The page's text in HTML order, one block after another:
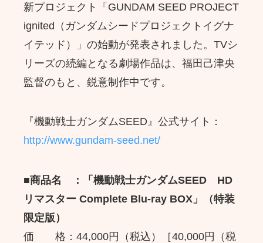
新プロジェクト「GUNDAM SEED PROJECT
ignited（ガンダムシードプロジェクトイグナ
イテッド）」の始動が発表されました。TVシ
リーズの続編となる劇場作品は、福田己津央
監督のもと、鋭意制作中です。
『機動戦士ガンダムSEED』公式サイト：
http://www.gundam-seed.net/
■商品名 ： 「機動戦士ガンダムSEED
HD
リマスター Complete Blu-ray BOX 」（特装
限定版）
価 格：44,000円（税込）［40,000円（税